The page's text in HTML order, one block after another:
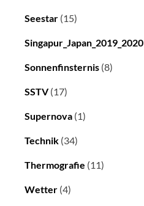
Seestar (15)
Singapur_Japan_2019_2020
Sonnenfinsternis (8)
SSTV(17)
Supernova (1)
Technik (34)
Thermografie (11)
Wetter (4)